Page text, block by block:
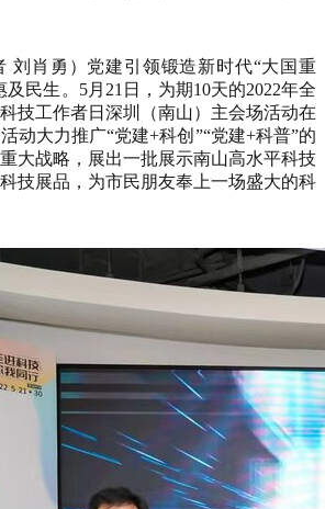
刘肖勇）党建引领锻造新时代“大国重
民生。5月21日，为期10天的2022年全
技工作者日深圳（南山）主会场活动在
动大力推广“党建+科创”“党建+科普”的
大战略，展出一批展示南山高水平科技
技展品，为市民朋友奉上一场盛大的科